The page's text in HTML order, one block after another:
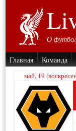
О
Главная Команда
май, 19